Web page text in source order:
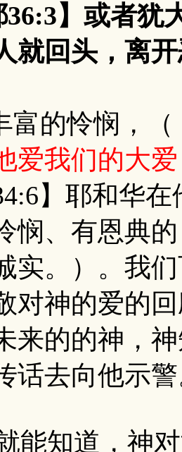
36:3】或者
就回头，离
的怜悯，
爱我们的大爱
】耶和华
悯、有恩典
实。）。我
对神的爱的
来的的神，
话去向他示
知道，神对